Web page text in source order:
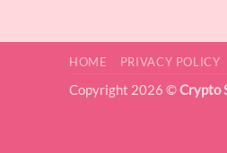
HOME PRIVACY POLICY
Copyright 2026 ©Crypto